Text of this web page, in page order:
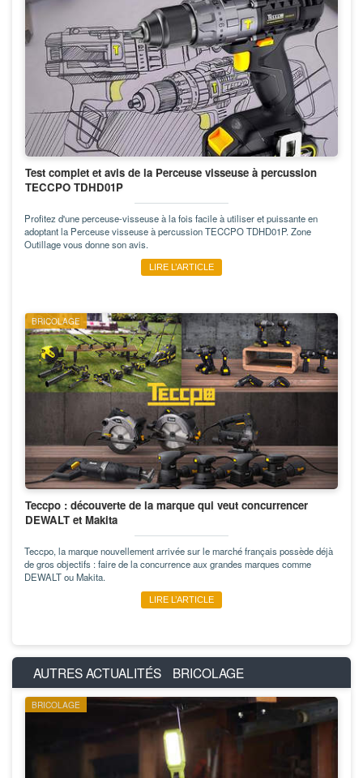
Test complet et avis de la Perceuse visseuse à percussion
TECCPO TDHD01P
Profitez d'une perceuse-visseuse à la fois facile à utiliser et puissante en
adoptant la Perceuse visseuse à percussion TECCPO TDHD01P. Zone
Outillage vous donne son avis.
LIRE L’ARTICLE
BRICOLAGE
Teccpo : découverte de la marque qui veut concurrencer
DEWALT et Makita
Teccpo, la marque nouvellement arrivée sur le marché français possède déjà
de gros objectifs : faire de la concurrence aux grandes marques comme
DEWALT ou Makita.
LIRE L’ARTICLE
AUTRES ACTUALITÉS BRICOLAGE
BRICOLAGE